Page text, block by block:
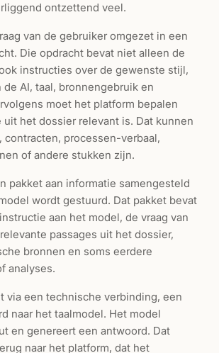
ontzettend veel.
van de gebruiker omgezet in een
Die opdracht bevat niet alleen de
instructies over de gewenste stijl,
de AI, taal, bronnengebruik en
moet het platform bepalen
het dossier relevant is. Dat kunnen
contracten, processen-verbaal,
of andere stukken zijn.
pakket aan informatie samengesteld
wordt gestuurd. Dat pakket bevat
aan het model, de vraag van
passages uit het dossier,
bronnen en soms eerdere
analyses.
via een technische verbinding, een
naar het taalmodel. Het model
en genereert een antwoord. Dat
naar het platform, dat het